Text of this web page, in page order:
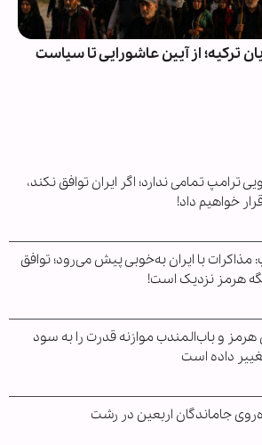
ترکیه؛ از آیین عاشورایی تا سیاست
ترامپ تمامی ندارد؛ اگر ایران توافق نکند،
خواهیم داد!
مذاکرات با ایران به‌خوبی پیش می‌رود؛ توافق
هرمز نزدیک است!
هرمز و باب‌المندب موازنه قدرت را به سود
داده است
جاماندگان اربعین در رشت